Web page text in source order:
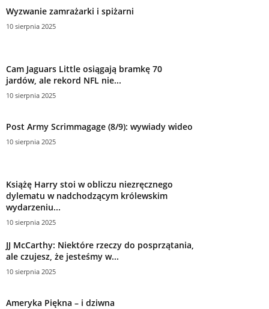
Wyzwanie zamrażarki i spiżarni
10 sierpnia 2025
Cam Jaguars Little osiągają bramkę 70
jardów, ale rekord NFL nie...
10 sierpnia 2025
Post Army Scrimmagage (8/9): wywiady wideo
10 sierpnia 2025
Książę Harry stoi w obliczu niezręcznego
dylematu w nadchodzącym królewskim
wydarzeniu...
10 sierpnia 2025
JJ McCarthy: Niektóre rzeczy do posprzątania,
ale czujesz, że jesteśmy w...
10 sierpnia 2025
Ameryka Piękna – i dziwna